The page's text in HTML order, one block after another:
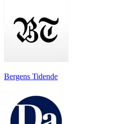
Bergens Tidende